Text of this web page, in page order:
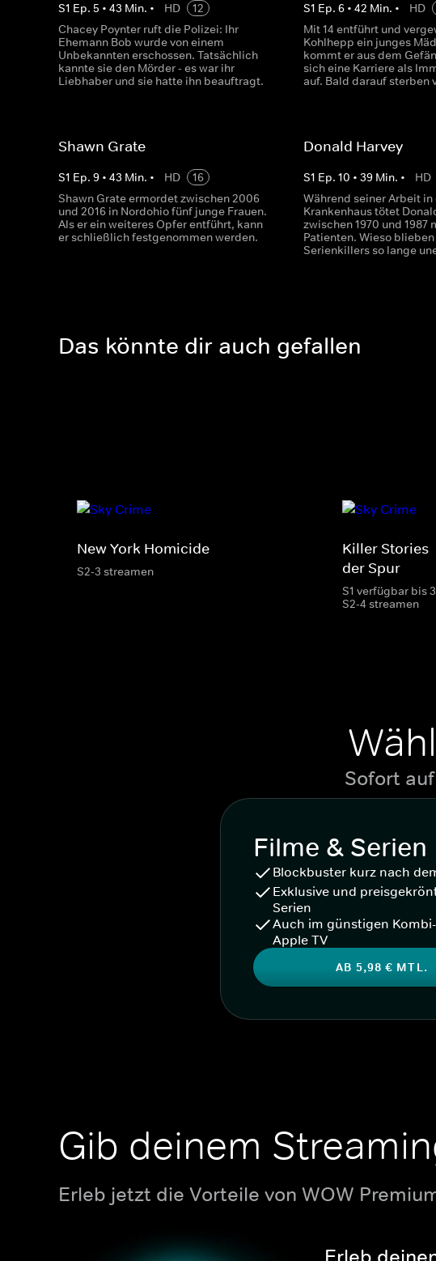
S1 Ep. 5 • 43 Min. • HD
12
Chacey Poynter ruft die Polizei: Ihr
Ehemann Bob wurde von einem
Unbekannten erschossen. Tatsächlich
kannte sie den Mörder - es war ihr
Liebhaber und sie hatte ihn beauftragt.
S1 Ep.6 •42 Min. • HD
Mit 14 entführt und
Kohlhepp ein junges
kommt er aus dem
sich eine Karriere als
auf. Bald darauf sterben
Shawn Grate
S1 Ep. 9 • 43 Min. • HD
16
Shawn Grate ermordet zwischen 2006
und 2016 in Nordohio fünf junge Frauen.
Als er ein weiteres Opfer entführt, kann
er schließlich festgenommen werden.
Donald Harvey
S1 Ep.10 •39 Min. • HD
Während seiner Arbeit in
Krankenhaus tötet
zwischen 1970 und 1987
Patienten. Wieso
Serienkillers so lange
Das könnte dir auch gefallen
New York Homicide
S2-3 streamen
Killer Stories
der Spur
S1 verfügbar bis
S2-4 streamen
Sofort
Filme & Serien
Blockbuster kurz nach
Exklusive und
Serien
Auch im günstigen
Apple TV
AB 5,98 € MTL.
Gib deinem
Erleb jetzt die Vorteile von WOW